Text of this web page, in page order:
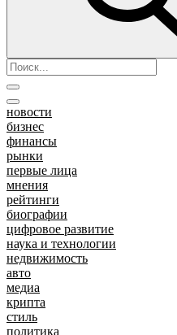
новости
бизнес
финансы
рынки
первые лица
мнения
рейтинги
биографии
цифровое развитие
наука и технологии
недвижимость
авто
медиа
крипта
стиль
политика